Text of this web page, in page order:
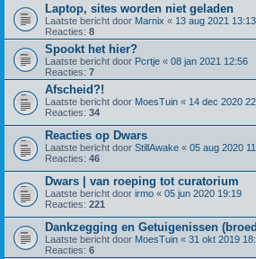
Laptop, sites worden niet geladen
Laatste bericht door Marnix « 13 aug 2021 13:13
Reacties: 8
Spookt het hier?
Laatste bericht door Pcrtje « 08 jan 2021 12:56
Reacties: 7
Afscheid?!
Laatste bericht door MoesTuin « 14 dec 2020
Reacties: 34
Reacties op Dwars
Laatste bericht door StillAwake « 05 aug 2020
Reacties: 46
Dwars | van roeping tot curatorium
Laatste bericht door irmo « 05 jun 2020 19:19
Reacties: 221
Dankzegging en Getuigenissen
Laatste bericht door MoesTuin « 31 okt 2019
Reacties: 6